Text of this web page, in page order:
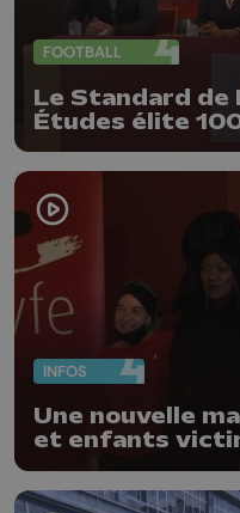
FOOTBALL
Le Standard de
Études élite
INFOS
Une nouvelle
et enfants